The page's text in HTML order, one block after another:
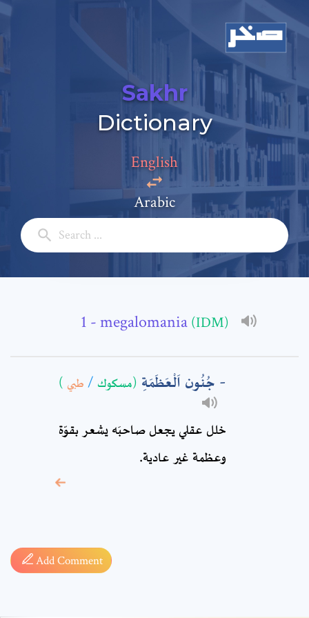
Sakhr
Dictionary
English
Arabic
- megalomania (IDM)
جُنُون اَلْعَظَمَةِ (مسكوك / طبي )
خلل عقلي يجعل صاحبَه يشعر بقوّة
وعظمة غير عادية.
Add Comment
Add a comment
Full Name: *
Comment: *